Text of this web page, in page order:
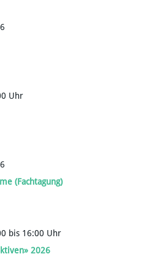
Uhr
(Fachtagung)
bis 16:00 Uhr
2026